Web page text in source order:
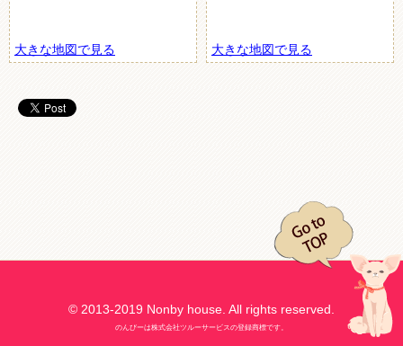
大きな地図で見る 大きな地図で見る
© 2013-2019 Nonby house. All rights reserved.
のんびーは株式会社ツルーサービスの登録商標です。